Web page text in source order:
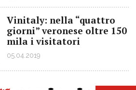
Vinitaly: nella “quattro
giorni” veronese oltre 150
mila i visitatori
05.04.2019